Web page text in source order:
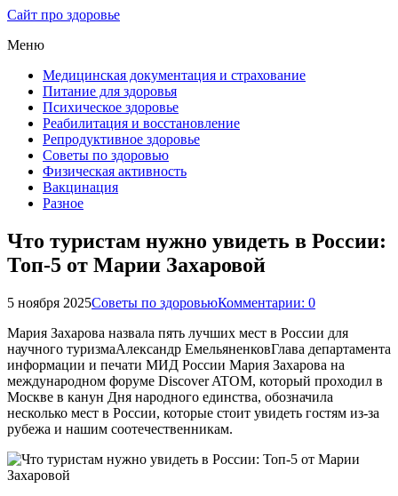
Сайт про здоровье
Меню
Медицинская документация и страхование
Питание для здоровья
Психическое здоровье
Реабилитация и восстановление
Репродуктивное здоровье
Советы по здоровью
Физическая активность
Вакцинация
Разное
Что туристам нужно увидеть в России:
Топ-5 от Марии Захаровой
5 ноября 2025Советы по здоровьюКомментарии: 0
Мария Захарова назвала пять лучших мест в России для
научного туризмаАлександр ЕмельяненковГлава департамента
информации и печати МИД России Мария Захарова на
международном форуме Discover ATOM, который проходил в
Москве в канун Дня народного единства, обозначила
несколько мест в России, которые стоит увидеть гостям из-за
рубежа и нашим соотечественникам.